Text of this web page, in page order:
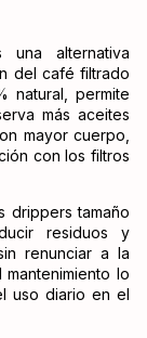
una alternativa
del café filtrado
natural, permite
más aceites
mayor cuerpo,
con los filtros
drippers tamaño
residuos y
renunciar a la
lo
uso diario en el